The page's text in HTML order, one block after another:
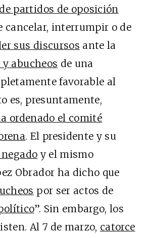
partidos de oposición
cancelar, interrumpir o de
sus discursos ante la
abucheos de una
favorable al
es, presuntamente,
ordenado el comité
. El presidente y su
y el mismo
Obrador ha dicho que
por ser actos de
”. Sin embargo, los
Al 7 de marzo, catorce